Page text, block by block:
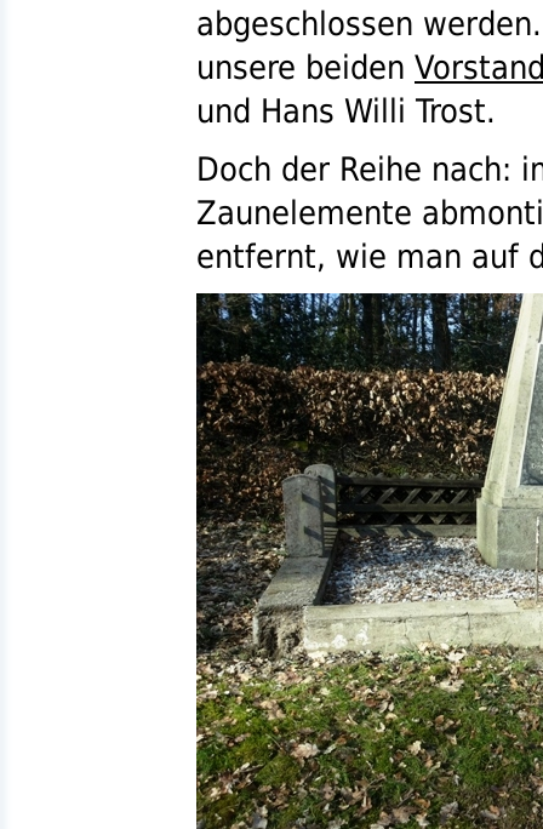
abgeschlossen
unsere beiden
und Hans Willi Trost.
Doch der Reihe nach:
Zaunelemente
entfernt, wie man auf